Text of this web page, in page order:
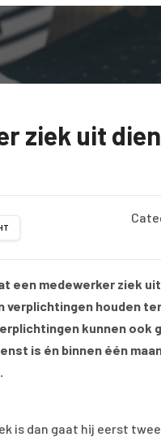
ziek uit
een medewerker ziek
verplichtingen houden
kunnen ook
is én binnen één
is dan gaat hij eerst